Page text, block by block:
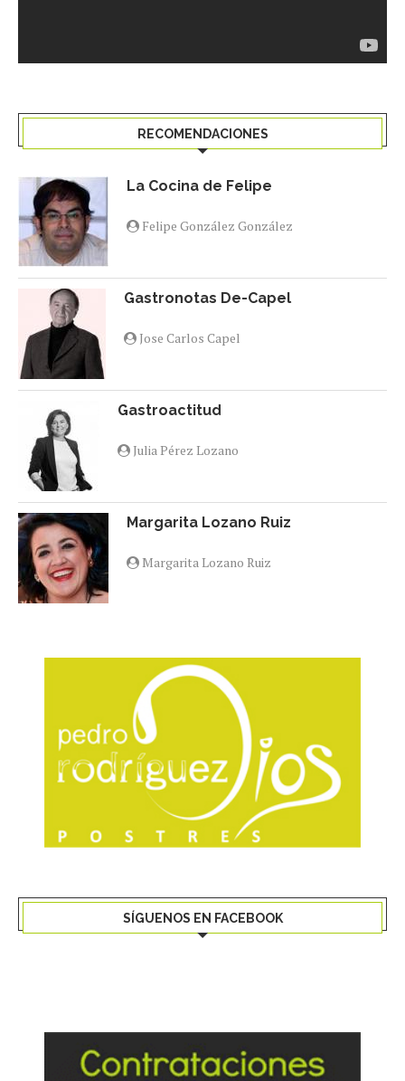
RECOMENDACIONES
La Cocina de Felipe
Felipe González González
Gastronotas De-Capel
Jose Carlos Capel
Gastroactitud
Julia Pérez Lozano
Margarita Lozano Ruiz
Margarita Lozano Ruiz
SÍGUENOS EN FACEBOOK